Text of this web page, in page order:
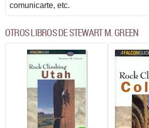
comunicarte, etc.
OTROS LIBROS DE STEWART M. GREEN